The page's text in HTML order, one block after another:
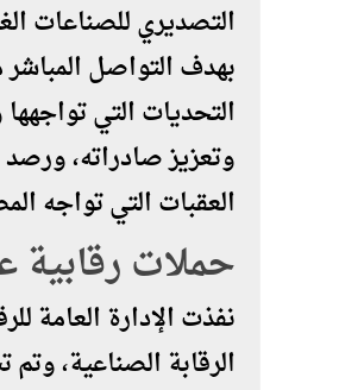
التصديري للصناعات
بهدف التواصل
التحديات التي
وتعزيز صادراته،
العقبات التي تواجه
حملات رقابية
الرقابة الصناعية، وتم تسجيل 22 منشأة بعموم الجمهورية